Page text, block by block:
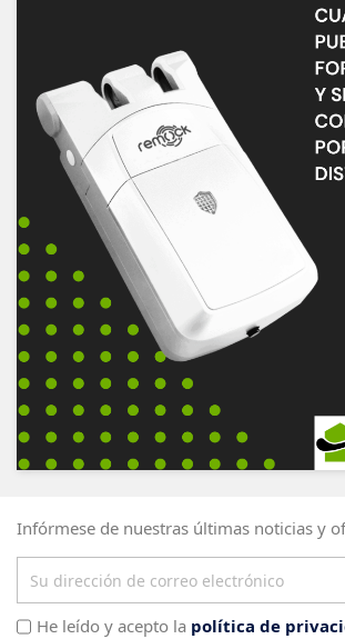
Infórmese de nuestras últimas noticias y
He leído y acepto la política de